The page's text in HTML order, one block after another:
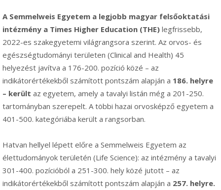
A Semmelweis Egyetem a legjobb magyar felsőoktatási
intézmény a Times Higher Education (THE) legfrissebb,
2022-es szakegyetemi világrangsora szerint. Az orvos- és
egészségtudományi területen (Clinical and Health) 45
helyezést javítva a 176-200. pozíció közé – az
indikátorértékekből számított pontszám alapján a 186. helyre
– került az egyetem, amely a tavalyi listán még a 201-250.
tartományban szerepelt. A többi hazai orvosképző egyetem a
401-500. kategóriába került a rangsorban.
Hatvan hellyel lépett előre a Semmelweis Egyetem az
élettudományok területén (Life Science): az intézmény a tavalyi
301-400. pozícióból a 251-300. hely közé jutott – az
indikátorértékekből számított pontszám alapján a 257. helyre.